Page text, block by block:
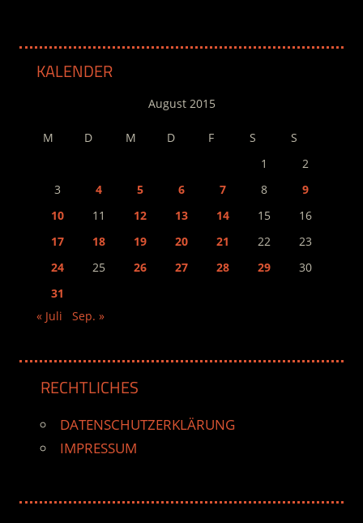
KALENDER
August 2015
M D M D F S
S
1
2
3
4 5 6 7 8
9
10
11 12 13 14 15
16
17
18 19 20 21 22
23
24
25 26 27 28 29
30
31
« Juli
Sep. »
RECHTLICHES
DATENSCHUTZERKLÄRUNG
IMPRESSUM